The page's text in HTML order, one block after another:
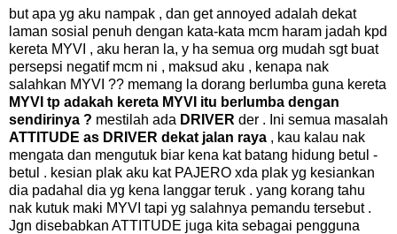
but apa yg aku nampak , dan get annoyed adalah dekat
laman sosial penuh dengan kata-kata mcm haram jadah kpd
kereta MYVI , aku heran la, y ha semua org mudah sgt buat
persepsi negatif mcm ni , maksud aku , kenapa nak
salahkan MYVI ?? memang la dorang berlumba guna kereta
MYVI tp adakah kereta MYVI itu berlumba dengan
sendirinya ? mestilah ada DRIVER der . Ini semua masalah
ATTITUDE as DRIVER dekat jalan raya , kau kalau nak
mengata dan mengutuk biar kena kat batang hidung betul -
betul . kesian plak aku kat PAJERO xda plak yg kesiankan
dia padahal dia yg kena langgar teruk . yang korang tahu
nak kutuk maki MYVI tapi yg salahnya pemandu tersebut .
Jgn disebabkan ATTITUDE juga kita sebagai pengguna